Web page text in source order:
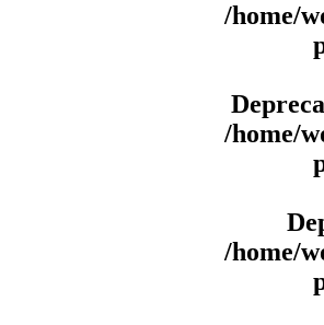
/home/
/home/
/home/